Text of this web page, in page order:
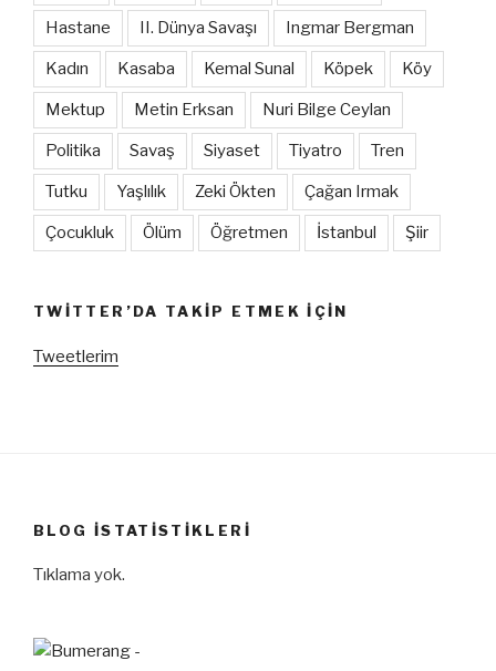
Hastane II. Dünya Savaşı Ingmar Bergman
Kadın Kasaba Kemal Sunal Köpek Köy
Mektup Metin Erksan Nuri Bilge Ceylan
Politika Savaş Siyaset Tiyatro Tren
Tutku Yaşlılık Zeki Ökten Çağan Irmak
Çocukluk Ölüm Öğretmen İstanbul Şiir
TWITTER’DA TAKIP ETMEK IÇIN
Tweetlerim
BLOG İSTATISTIKLERI
Tıklama yok.